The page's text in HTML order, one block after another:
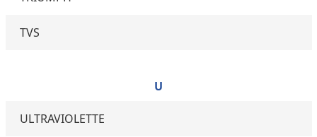
TVS
U
ULTRAVIOLETTE